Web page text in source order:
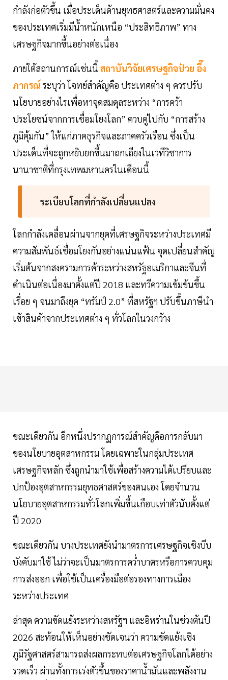
กำลังก่อตัวขึ้น เมื่อประเด็นด้านยุทธศาสตร์และความมั่นคง
ของประเทศเริ่มมีน้ำหนักเหนือ “ประสิทธิภาพ” ทาง
เศรษฐกิจมากขึ้นอย่างต่อเนื่อง
ภายใต้สถานการณ์เช่นนี้ สถาบันวิจัยเศรษฐกิจป๋วย อึ๊ง
ภากรณ์ ระบุว่า โจทย์สำคัญคือ ประเทศต่าง ๆ ควรปรับ
นโยบายอย่างไรเพื่อหาจุดสมดุลระหว่าง “การคว้า
ประโยชน์จากการเชื่อมโยงโลก” ควบคู่ไปกับ “การสร้าง
ภูมิคุ้มกัน” ให้แก่ภาคธุรกิจและภาคครัวเรือน ซึ่งเป็น
ประเด็นที่จะถูกหยิบยกขึ้นมาถกเถียงในเวทีวิชาการ
นานาชาติที่กรุงเทพมหานครในเดือนนี้
ระเบียบโลกที่กำลังเปลี่ยนแปลง
โลกกำลังเคลื่อนผ่านจากยุคที่เศรษฐกิจระหว่างประเทศมี
ความสัมพันธ์เชื่อมโยงกันอย่างแน่นแฟ้น จุดเปลี่ยนสำคัญ
เริ่มต้นจากสงครามการค้าระหว่างสหรัฐอเมริกาและจีนที่
ดำเนินต่อเนื่องมาตั้งแต่ปี 2018 และทวีความเข้มข้นขึ้น
เรื่อย ๆ จนมาถึงยุค “ทรัมป์ 2.0” ที่สหรัฐฯ ปรับขึ้นภาษีนำ
เข้าสินค้าจากประเทศต่าง ๆ ทั่วโลกในวงกว้าง
ขณะเดียวกัน อีกหนึ่งปรากฏการณ์สำคัญคือการกลับมา
ของนโยบายอุตสาหกรรม โดยเฉพาะในกลุ่มประเทศ
เศรษฐกิจหลัก ซึ่งถูกนำมาใช้เพื่อสร้างความได้เปรียบและ
ปกป้องอุตสาหกรรมยุทธศาสตร์ของตนเอง โดยจำนวน
นโยบายอุตสาหกรรมทั่วโลกเพิ่มขึ้นเกือบเท่าตัวนับตั้งแต่
ปี 2020
ขณะเดียวกัน บางประเทศยังนำมาตรการเศรษฐกิจเชิงบีบ
บังคับมาใช้ ไม่ว่าจะเป็นมาตรการคว่ำบาตรหรือการควบคุม
การส่งออก เพื่อใช้เป็นเครื่องมือต่อรองทางการเมือง
ระหว่างประเทศ
ล่าสุด ความขัดแย้งระหว่างสหรัฐฯ และอิหร่านในช่วงต้นปี
2026 สะท้อนให้เห็นอย่างชัดเจนว่า ความขัดแย้งเชิง
ภูมิรัฐศาสตร์สามารถส่งผลกระทบต่อเศรษฐกิจโลกได้อย่าง
รวดเร็ว ผ่านทั้งการเร่งตัวขึ้นของราคาน้ำมันและพลังงาน